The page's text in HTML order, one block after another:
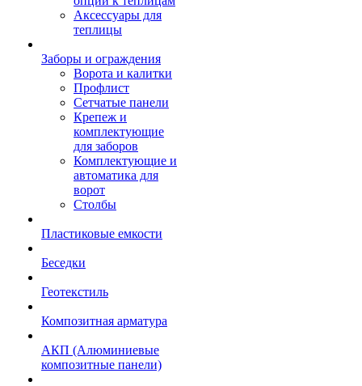
Аксессуары для
теплицы
Заборы и ограждения
Ворота и калитки
Профлист
Сетчатые панели
Крепеж и
комплектующие
для заборов
Комплектующие и
автоматика для
ворот
Столбы
Пластиковые емкости
Беседки
Геотекстиль
Композитная арматура
АКП (Алюминиевые
композитные панели)